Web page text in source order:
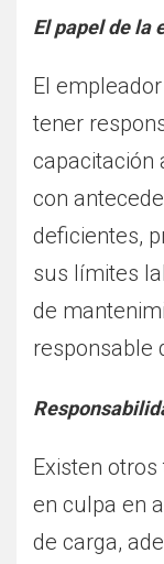
El papel de la
El
tener
capacitación
con
deficientes,
sus límites
de
responsable
Existen
en culpa en
de carga,